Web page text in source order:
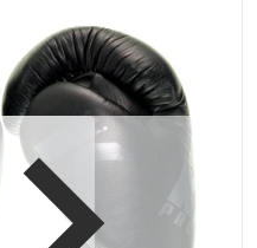
Open media 1 in galerijweergave